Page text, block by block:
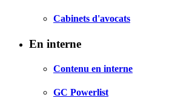
Cabinets d'avocats
En interne
Contenu en interne
GC Powerlist